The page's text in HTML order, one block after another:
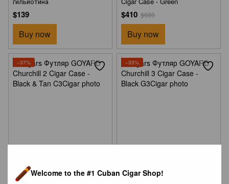
Welcome to the #1 Cuban Cigar Shop!
$139
Buy now
$410 $680
Buy now
−37%
Футляр GOYARD Churchill 2
Cigar Case - Black & Tan
−33%
Футляр GOYARD Churchill 3
Cigar Case - Black